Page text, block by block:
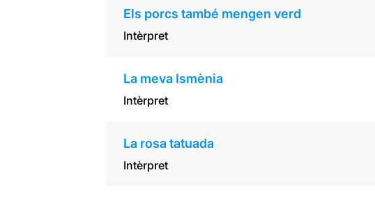
Els porcs també mengen verd
Intèrpret
La meva Ismènia
Intèrpret
La rosa tatuada
Intèrpret